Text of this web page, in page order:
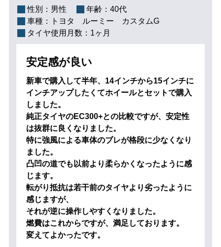
性別： 男性 年齢： 40代
車種：
トヨタ ルーミー カスタムG
タイヤ使用月数： 1ヶ月
安定感が良い
新車で購入して半年、14インチから15インチに
インチアップしたくてホイールとセットで購入
しました。
純正タイヤのEC300+との比較ですが、安定性
は抜群に良くなりました。
特に強風による車体のブレが格段に少なくなり
ました。
凸凹の道でも以前より柔らかくなったように感
じます。
転がり抵抗は若干前のタイヤより劣ったように
感じますが、
それが逆に操作しやすくなりました。
燃費はこれからですが、満足しております。
変えてよかったです。